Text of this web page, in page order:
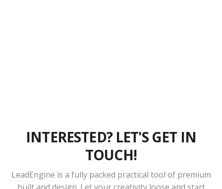
INTERESTED? LET'S GET IN
TOUCH!
LeadEngine is a fully packed practical tool of premium